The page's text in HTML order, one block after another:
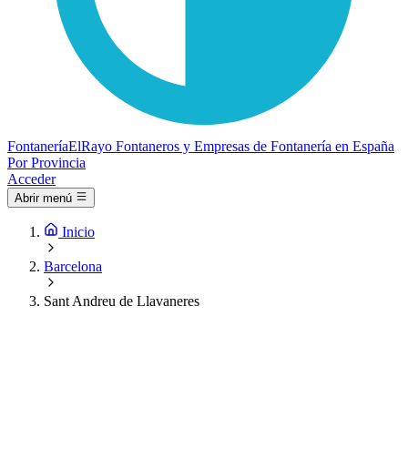
FontaneríaElRayo Fontaneros y Empresas de Fontanería en España
Por Provincia
Acceder
Abrir menú
Inicio
Barcelona
Sant Andreu de Llavaneres